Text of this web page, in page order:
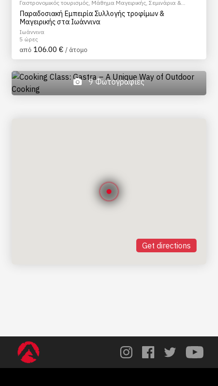
Γαστρονομικός τουρισμός, Μάθημα Μαγειρικής, Σεμινάρια &
Μαθήματα
Παραδοσιακή Εμπειρία Συλλογής τροφίμων &
Μαγειρικής στα Ιωάννινα
Ιωάννινα
5 ώρες
από 106.00 € / άτομο
9 Φωτογραφίες
Get directions